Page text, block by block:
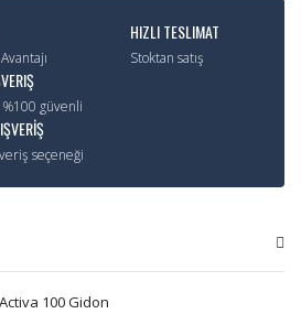
HIZLI TESLIMAT
Stoktan satış
güvenli
seçeneği
Activa 100 Gidon